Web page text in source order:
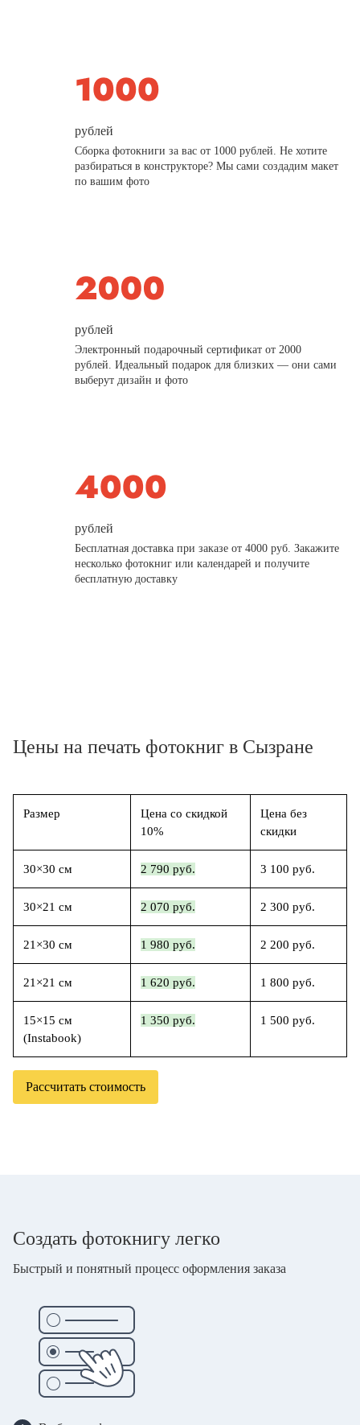
рублей
Сборка фотокниги за вас от 1000 рублей. Не хотите
разбираться в конструкторе? Мы сами создадим макет
по вашим фото
рублей
Электронный подарочный сертификат от 2000
рублей. Идеальный подарок для близких — они сами
выберут дизайн и фото
рублей
Бесплатная доставка при заказе от 4000 руб. Закажите
несколько фотокниг или календарей и получите
бесплатную доставку
Цены на печать фотокниг в Сызране
Размер
Цена со скидкой
10%
Цена без
скидки
30×30 см 2 790 руб. 3 100 руб.
30×21 см 2 070 руб. 2 300 руб.
21×30 см 1 980 руб. 2 200 руб.
21×21 см 1 620 руб. 1 800 руб.
15×15 см
(Instabook)
1 350 руб. 1 500 руб.
Рассчитать стоимость
Создать фотокнигу легко
Быстрый и понятный процесс оформления заказа